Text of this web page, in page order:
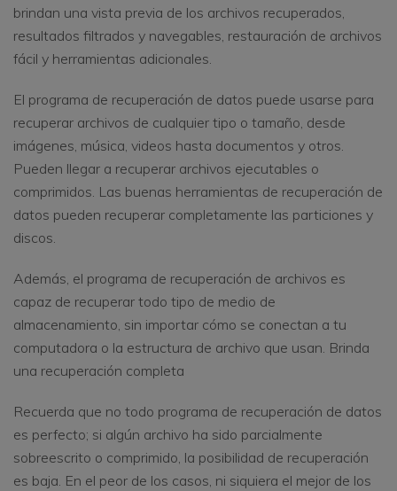
brindan una vista previa de los archivos recuperados,
resultados filtrados y navegables, restauración de archivos
fácil y herramientas adicionales.
El programa de recuperación de datos puede usarse para
recuperar archivos de cualquier tipo o tamaño, desde
imágenes, música, videos hasta documentos y otros.
Pueden llegar a recuperar archivos ejecutables o
comprimidos. Las buenas herramientas de recuperación de
datos pueden recuperar completamente las particiones y
discos.
Además, el programa de recuperación de archivos es
capaz de recuperar todo tipo de medio de
almacenamiento, sin importar cómo se conectan a tu
computadora o la estructura de archivo que usan. Brinda
una recuperación completa
Recuerda que no todo programa de recuperación de datos
es perfecto; si algún archivo ha sido parcialmente
sobreescrito o comprimido, la posibilidad de recuperación
es baja. En el peor de los casos, ni siquiera el mejor de los